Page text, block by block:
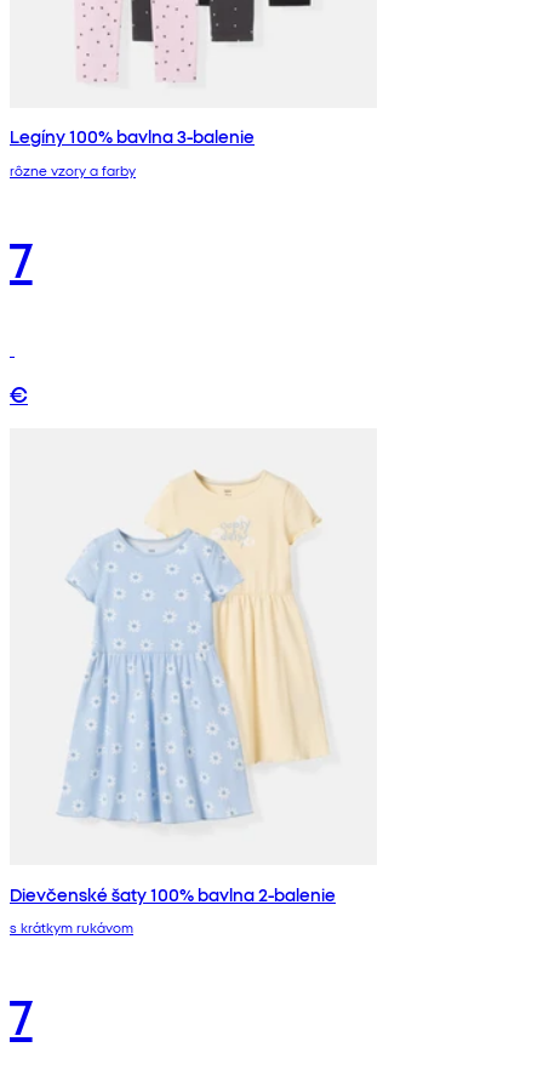
Legíny 100% bavlna 3-balenie
rôzne vzory a farby
7
€
Dievčenské šaty 100% bavlna 2-balenie
s krátkym rukávom
7